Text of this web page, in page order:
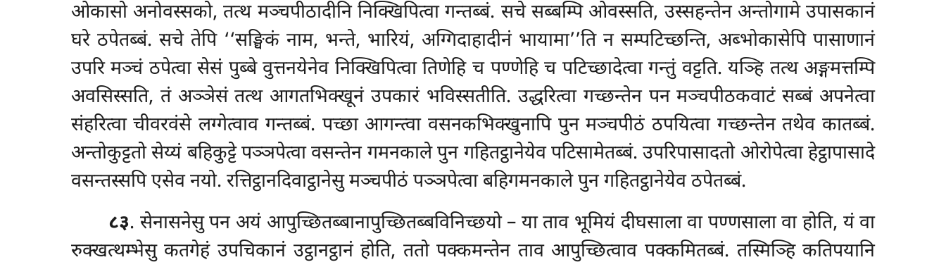
ओकासो अनोवस्सको, तत्थ मञ्चपीठादीनि निक्खिपित्वा गन्तब्बं. सचे सब्बम्पि ओवस्सति, उस्सहन्तेन अन्तोगामे उपासकानं
घरे ठपेतब्बं. सचे तेपि ‘‘सङ्घिकं नाम, भन्ते, भारियं, अग्गिदाहादीनं भायामा’’ति न सम्पटिच्छन्ति, अब्भोकासेपि पासाणानं
उपरि मञ्चं ठपेत्वा सेसं पुब्बे वुत्तनयेनेव निक्खिपित्वा तिणेहि च पण्णेहि च पटिच्छादेत्वा गन्तुं वट्टति. यञ्हि तत्थ अङ्गमत्तम्पि
अवसिस्सति, तं अञ्ञेसं तत्थ आगतभिक्खूनं उपकारं भविस्सतीति. उद्धरित्वा गच्छन्तेन पन मञ्चपीठकवाटं सब्बं अपनेत्वा
संहरित्वा चीवरवंसे लग्गेत्वाव गन्तब्बं. पच्छा आगन्त्वा वसनकभिक्खुनापि पुन मञ्चपीठं ठपयित्वा गच्छन्तेन तथेव कातब्बं.
अन्तोकुट्टतो सेय्यं बहिकुट्टे पञ्ञपेत्वा वसन्तेन गमनकाले पुन गहितट्ठानेयेव पटिसामेतब्बं. उपरिपासादतो ओरोपेत्वा हेट्ठापासादे
वसन्तस्सपि एसेव नयो. रत्तिट्ठानदिवाट्ठानेसु मञ्चपीठं पञ्ञपेत्वा बहिगमनकाले पुन गहितट्ठानेयेव ठपेतब्बं.
८३. सेनासनेसु पन अयं आपुच्छितब्बानापुच्छितब्बविनिच्छयो – या ताव भूमियं दीघसाला वा पण्णसाला वा होति, यं वा
रुक्खत्थम्भेसु कतगेहं उपचिकानं उट्ठानट्ठानं होति, ततो पक्कमन्तेन ताव आपुच्छित्वाव पक्कमितब्बं. तस्मिञ्हि कतिपयानि